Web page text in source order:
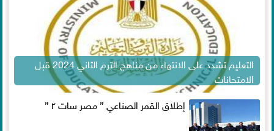
التعليم تشدد على الانتهاء من مناهج الترم الثاني 2024 قبل
الامتحانات
إطلاق القمر الصناعي ” مصر سات ٢ ”